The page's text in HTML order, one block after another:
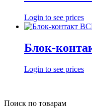
Login to see prices
Блок-
Login to see prices
Поиск по товарам